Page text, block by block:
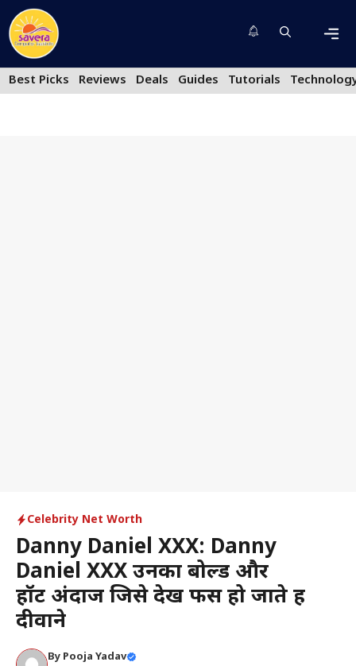
Skip
to
content
Best Picks
Reviews Deals Guides Tutorials
Celebrity Net Worth
Danny Daniel XXX: Danny
Daniel XXX उनका बोल्ड और
हॉट अंदाज जिसे देख फैंस हो जाते हैं
दीवाने
By Pooja Yadav